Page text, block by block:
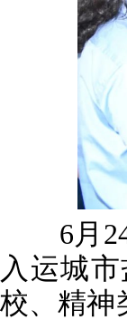
6月24
入运城
校、精神